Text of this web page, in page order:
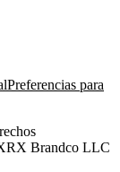
Preferencias para
Brandco LLC